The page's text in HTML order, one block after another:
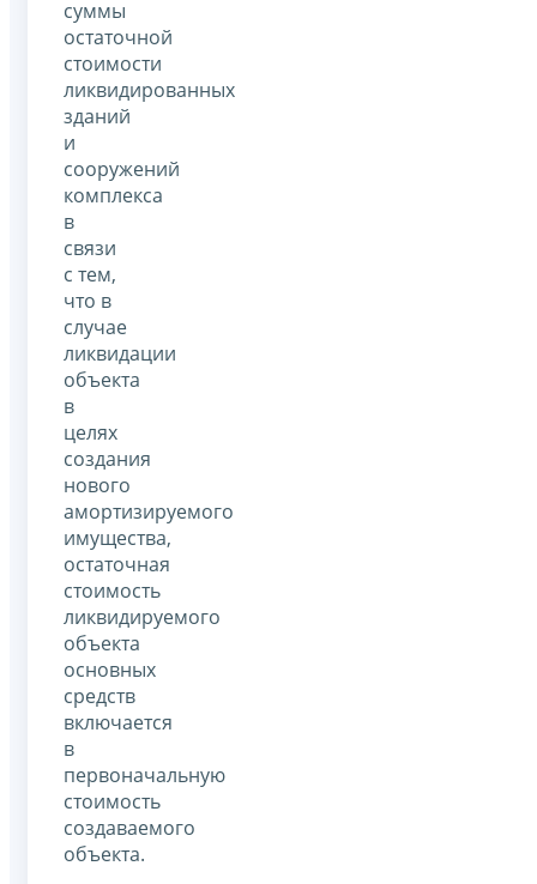
суммы
остаточной
стоимости
ликвидированных
зданий
и
сооружений
комплекса
в
связи
с тем,
что в
случае
ликвидации
объекта
в
целях
создания
нового
амортизируемого
имущества,
остаточная
стоимость
ликвидируемого
объекта
основных
средств
включается
в
первоначальную
стоимость
создаваемого
объекта.